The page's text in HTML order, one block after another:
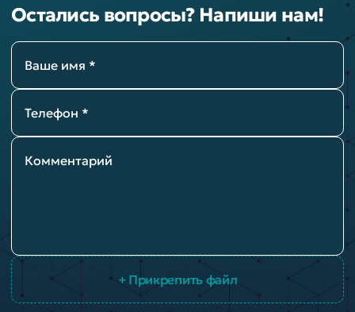
Остались вопросы? Напиши нам!
Ваше имя *
Телефон *
Комментарий
+ Прикрепить файл